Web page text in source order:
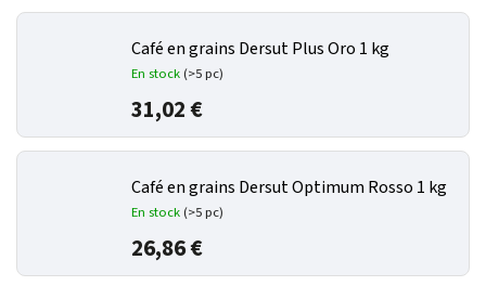
Café en grains Dersut Plus Oro 1 kg
En stock (>5 pc)
31,02 €
Café en grains Dersut Optimum Rosso 1 kg
En stock (>5 pc)
26,86 €